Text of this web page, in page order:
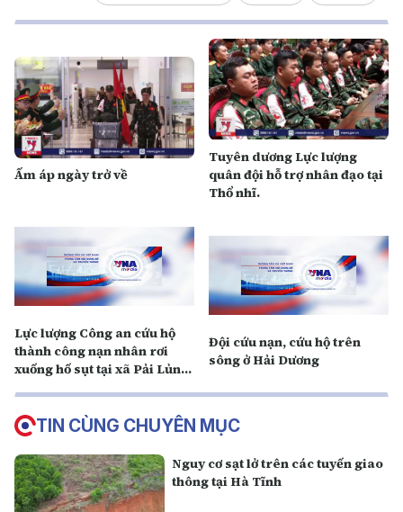
Ấm áp ngày trở về
Tuyên dương Lực lượng
quân đội hỗ trợ nhân đạo tại
Thổ nhĩ.
Lực lượng Công an cứu hộ
thành công nạn nhân rơi
xuống hố sụt tại xã Pải Lủng,
Đội cứu nạn, cứu hộ trên
sông ở Hải Dương
TIN CÙNG CHUYÊN MỤC
Nguy cơ sạt lở trên các tuyến giao
thông tại Hà Tĩnh